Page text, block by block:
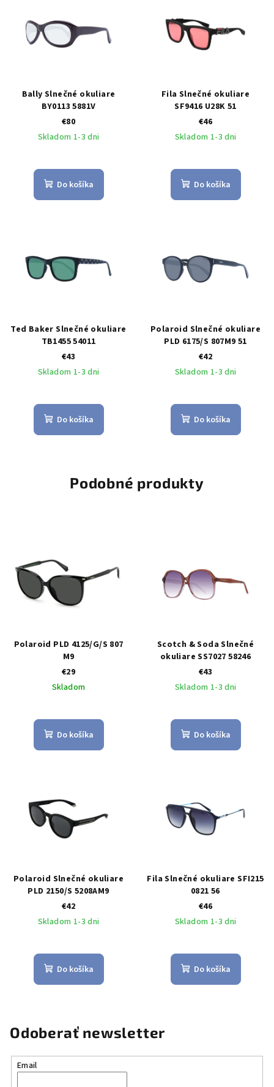
Bally Slnečné okuliare
BY0113 5881V
€80
Skladom 1-3 dni
Do košíka
Fila Slnečné okuliare
SF9416 U28K 51
€46
Skladom 1-3 dni
Do košíka
Ted Baker Slnečné okuliare
TB1455 54011
€43
Skladom 1-3 dni
Do košíka
Polaroid Slnečné okuliare
PLD 6175/S 807M9 51
€42
Skladom 1-3 dni
Do košíka
Podobné produkty
Polaroid PLD 4125/G/S 807
M9
€29
Skladom
Do košíka
Scotch & Soda Slnečné
okuliare SS7027 58246
€43
Skladom 1-3 dni
Do košíka
Polaroid Slnečné okuliare
PLD 2150/S 5208AM9
€42
Skladom 1-3 dni
Do košíka
Fila Slnečné okuliare SFI215
0821 56
€46
Skladom 1-3 dni
Do košíka
Odoberať newsletter
Email